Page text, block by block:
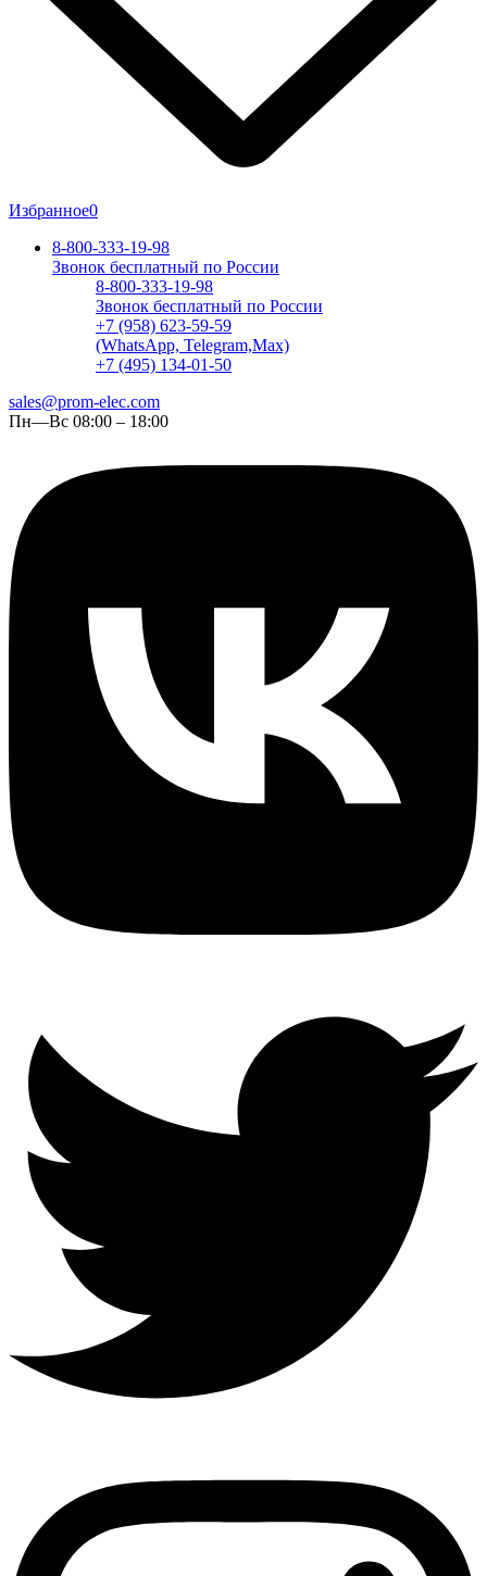
Избранное0
8-800-333-19-98
Звонок бесплатный по России
8-800-333-19-98
Звонок бесплатный по России
+7 (958) 623-59-59
(WhatsApp, Telegram,Max)
+7 (495) 134-01-50
sales@prom-elec.com
Пн—Вс 08:00 – 18:00